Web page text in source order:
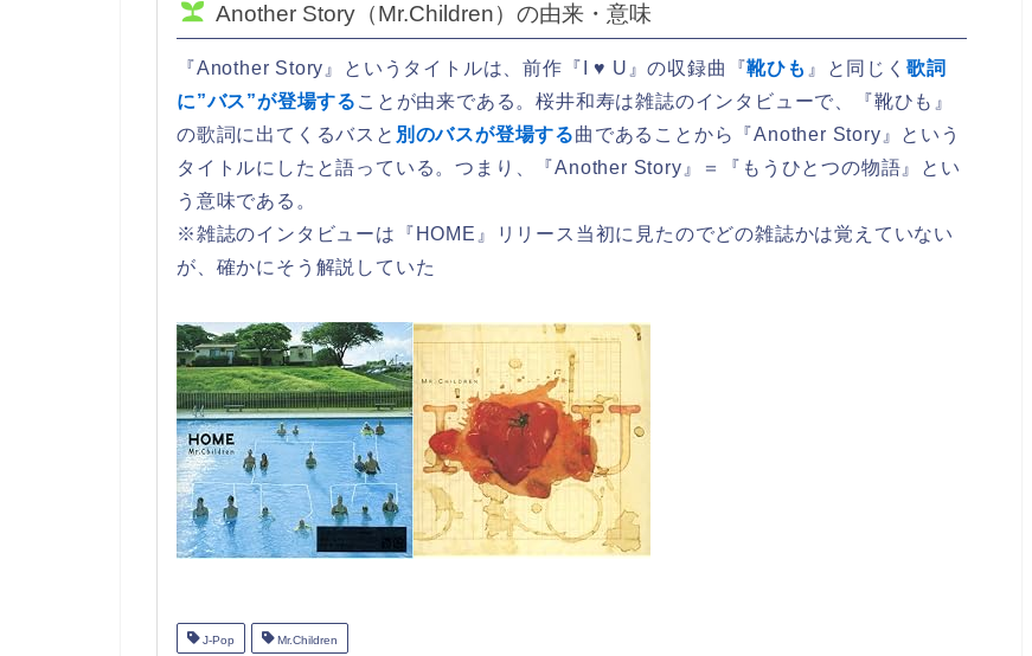
Another Story（Mr.Children）の由来・意味
『Another Story』というタイトルは、前作『I ♥ U』の収録曲『靴ひも 』と同じく 歌詞
に”バス”が登場する ことが由来である。桜井和寿は雑誌のインタビューで、『靴ひも』
の歌詞に出てくるバスと 別のバスが登場する曲であることから『Another Story』という
タイトルにしたと語っている。つまり、『Another Story』＝『もうひとつの物語』とい
う意味である。
※雑誌のインタビューは『HOME』リリース当初に見たのでどの雑誌かは覚えていない
が、確かにそう解説していた
J-Pop Mr.Children